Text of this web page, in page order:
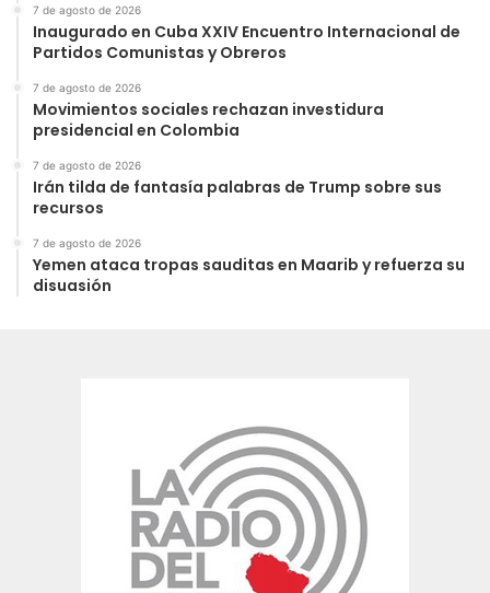
7 de agosto de 2026
Inaugurado en Cuba XXIV Encuentro Internacional de
Partidos Comunistas y Obreros
7 de agosto de 2026
Movimientos sociales rechazan investidura
presidencial en Colombia
7 de agosto de 2026
Irán tilda de fantasía palabras de Trump sobre sus
recursos
7 de agosto de 2026
Yemen ataca tropas sauditas en Maarib y refuerza su
disuasión